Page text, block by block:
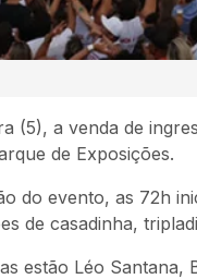
(5), a venda de
de Exposições.
do evento, as 72h
de casadinha,
estão Léo